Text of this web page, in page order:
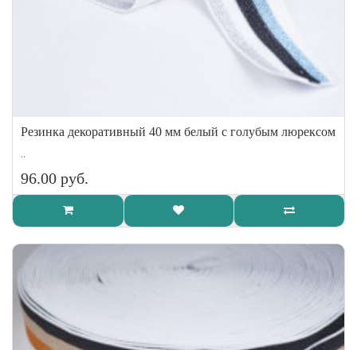
Резинка декоративный 40 мм белый с голубым люрексом
..
96.00 руб.